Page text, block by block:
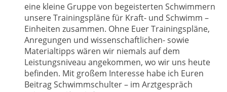
eine kleine Gruppe von begeisterten Schwimmern
unsere Trainingspläne für Kraft- und Schwimm –
Einheiten zusammen. Ohne Euer Trainingspläne,
Anregungen und wissenschaftlichen- sowie
Materialtipps wären wir niemals auf dem
Leistungsniveau angekommen, wo wir uns heute
befinden. Mit großem Interesse habe ich Euren
Beitrag Schwimmschulter – im Arztgespräch